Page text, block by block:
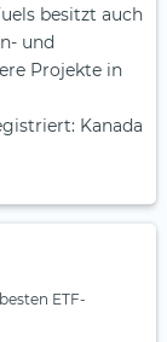
besitzt auch
und
Projekte in
Kanada
ETF-